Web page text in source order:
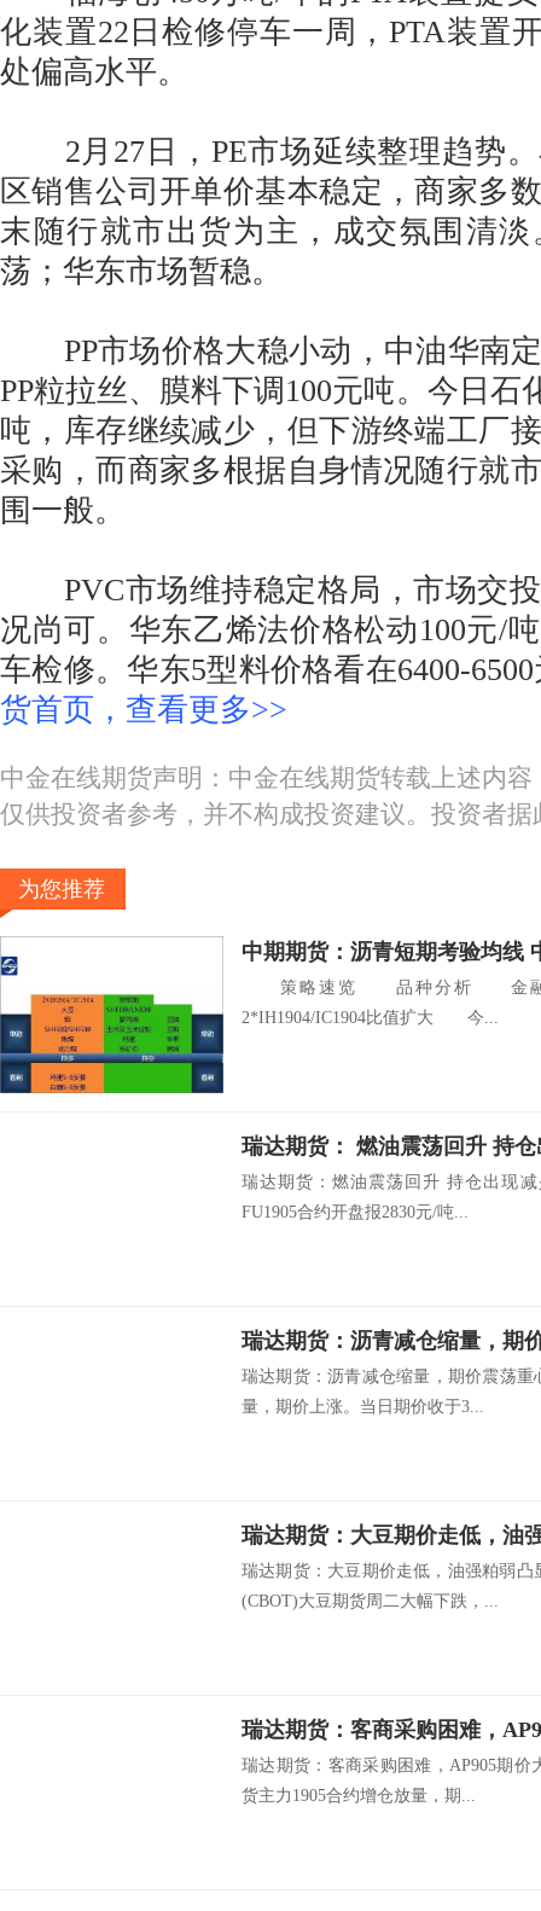
化装置22日检修停车一周，PTA装置
处偏高水平。
2月27日，PE市场延续整理趋势。
区销售公司开单价基本稳定，商家多
末随行就市出货为主，成交氛围清
荡；华东市场暂稳。
PP市场价格大稳小动，中油华南
PP粒拉丝、膜料下调100元吨。今日石
吨，库存继续减少，但下游终端工厂
采购，而商家多根据自身情况随行就
围一般。
PVC市场维持稳定格局，市场交投
况尚可。华东乙烯法价格松动100元/
车检修。华东5型料价格看在6400-
货首页，查看更多>>
中金在线期货声明：中金在线期货转载上述内
仅供投资者参考，并不构成投资建议。投资者
为您推荐
中期期货：沥青短期考验均线
策略速览 品种分析 金融
2*IH1904/IC1904比值扩大 今...
瑞达期货： 燃油震荡回升 持
瑞达期货：燃油震荡回升 持仓出现
FU1905合约开盘报2830元/吨...
瑞达期货：沥青减仓缩量，期
瑞达期货：沥青减仓缩量，期价震荡重
量，期价上涨。当日期价收于3...
瑞达期货：大豆期价走低，油
瑞达期货：大豆期价走低，油强粕弱
(CBOT)大豆期货周二大幅下跌，...
瑞达期货：客商采购困难，
瑞达期货：客商采购困难，AP905期
货主力1905合约增仓放量，期...